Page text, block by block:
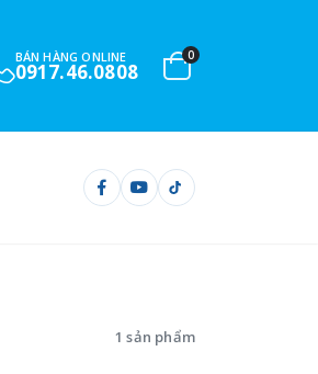
BÁN HÀNG ONLINE
0917.46.0808
0
1 sản phẩm